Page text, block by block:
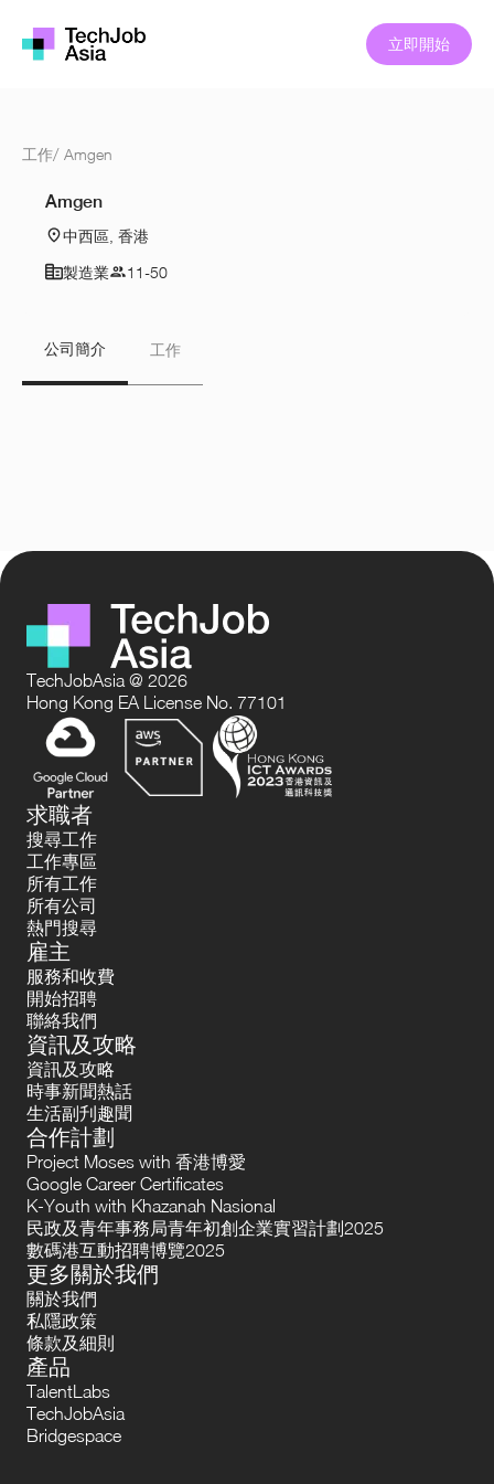
立即開始
工作/ Amgen
Amgen
中西區, 香港
製造業
11-50
公司簡介 工作
TechJobAsia @ 2026
Hong Kong EA License No. 77101
求職者
搜尋工作
工作專區
所有工作
所有公司
熱門搜尋
雇主
服務和收費
開始招聘
聯絡我們
資訊及攻略
資訊及攻略
時事新聞熱話
生活副刋趣聞
合作計劃
Project Moses with 香港博愛
Google Career Certificates
K-Youth with Khazanah Nasional
民政及青年事務局青年初創企業實習計劃2025
數碼港互動招聘博覽2025
更多關於我們
關於我們
私隱政策
條款及細則
產品
TalentLabs
TechJobAsia
Bridgespace